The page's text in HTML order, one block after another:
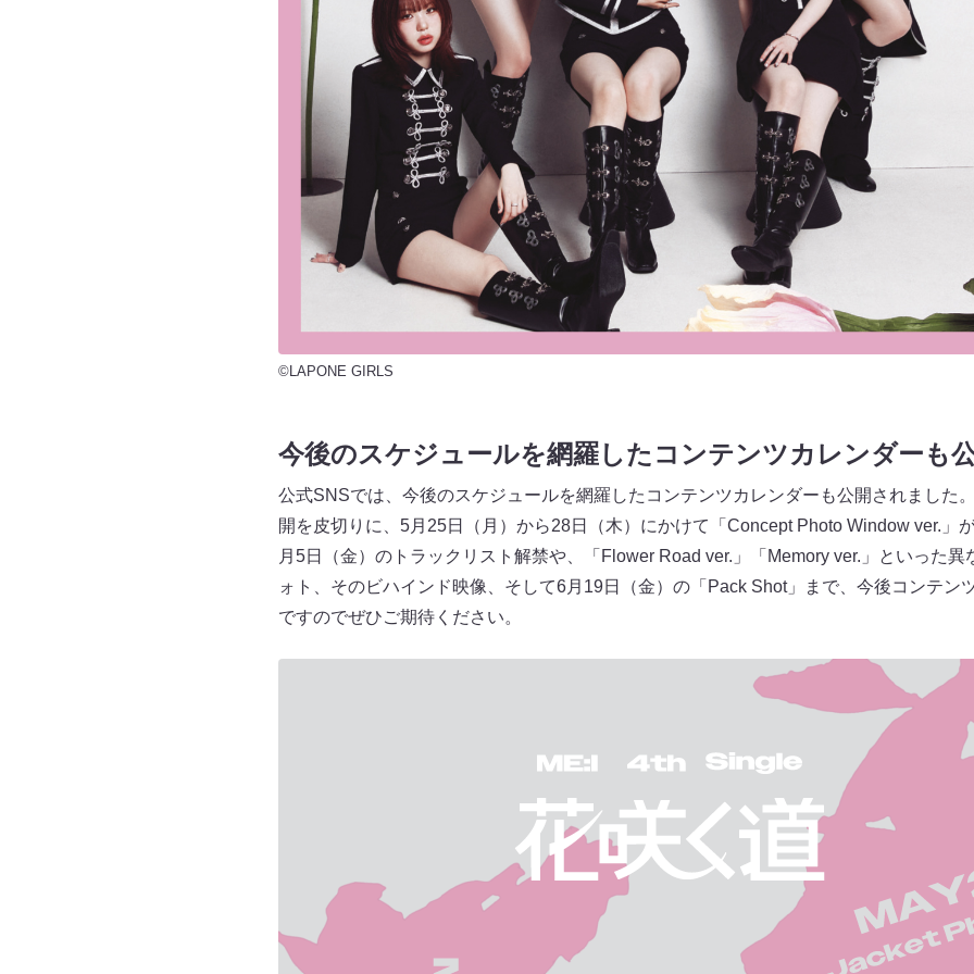
©LAPONE GIRLS
今後のスケジュールを網羅したコンテンツカレンダーも
公式SNSでは、今後のスケジュールを網羅したコンテンツカレンダーも公開されました
開を皮切りに、5月25日（月）から28日（木）にかけて「Concept Photo Window ver.」
月5日（金）のトラックリスト解禁や、「Flower Road ver.」「Memory ver.」といった
ォト、そのビハインド映像、そして6月19日（金）の「Pack Shot」まで、今後コンテン
ですのでぜひご期待ください。